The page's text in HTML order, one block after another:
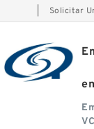
Solicitar